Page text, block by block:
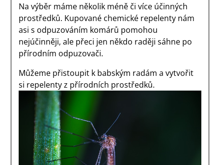
Na výběr máme několik méně či více účinných
prostředků. Kupované chemické repelenty nám
asi s odpuzováním komárů pomohou
nejúčinněji, ale přeci jen někdo raději sáhne po
přírodním odpuzovači.
Můžeme přistoupit k babským radám a vytvořit
si repelenty z přírodních prostředků.